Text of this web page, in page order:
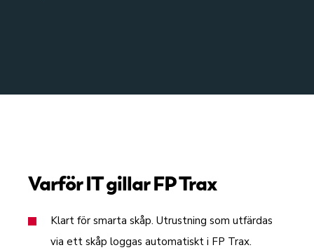
Varför IT gillar FP Trax
Klart för smarta skåp. Utrustning som utfärdas
via ett skåp loggas automatiskt i FP Trax.